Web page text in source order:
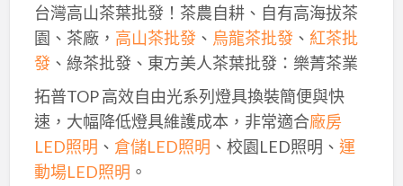
台灣高山茶葉批發！茶農自耕、自有高海拔茶
園、茶廠， 高山茶批發、 烏龍茶批發、 紅茶批
發、綠茶批發、東方美人茶葉批發：樂菁茶業
拓普TOP 高效自由光系列燈具換裝簡便與快
速，大幅降低燈具維護成本，非常適合廠房
LED照明 、 倉儲LED照明 、校園LED照明、 運
動場LED照明 。